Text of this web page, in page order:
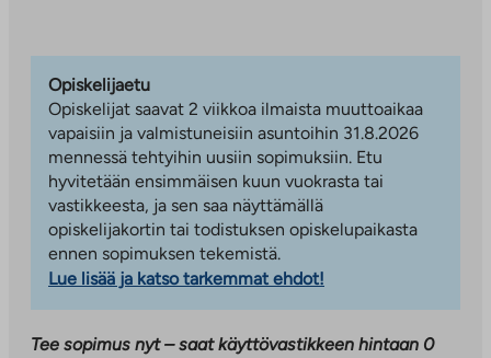
Opiskelijaetu
Opiskelijat saavat 2 viikkoa ilmaista muuttoaikaa
vapaisiin ja valmistuneisiin asuntoihin 31.8.2026
mennessä tehtyihin uusiin sopimuksiin. Etu
hyvitetään ensimmäisen kuun vuokrasta tai
vastikkeesta, ja sen saa näyttämällä
opiskelijakortin tai todistuksen opiskelupaikasta
ennen sopimuksen tekemistä.
Lue lisää ja katso tarkemmat ehdot!
Tee sopimus nyt – saat käyttövastikkeen hintaan 0